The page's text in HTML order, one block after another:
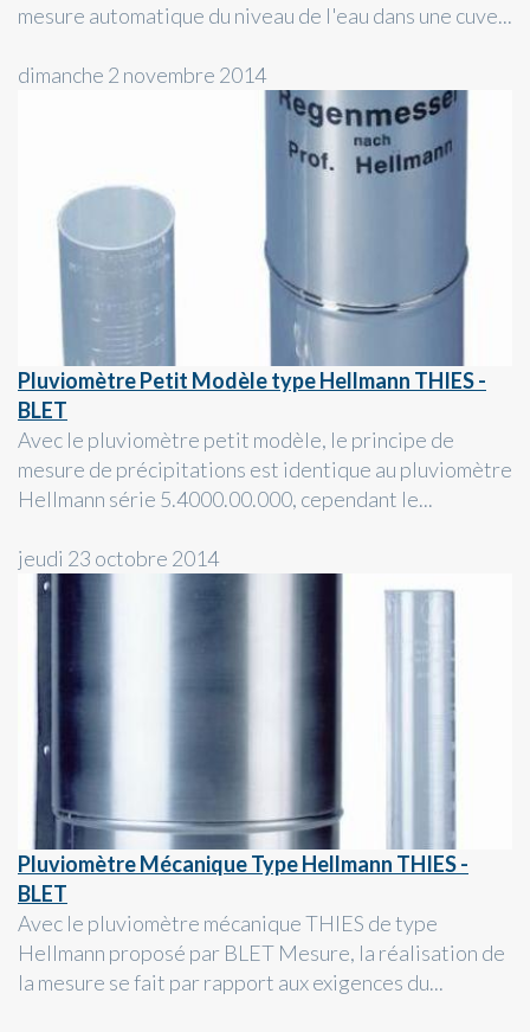
mesure automatique du niveau de l'eau dans une cuve...
dimanche 2 novembre 2014
Pluviomètre Petit Modèle type Hellmann THIES -
BLET
Avec le pluviomètre petit modèle, le principe de
mesure de précipitations est identique au pluviomètre
Hellmann série 5.4000.00.000, cependant le...
jeudi 23 octobre 2014
Pluviomètre Mécanique Type Hellmann THIES -
BLET
Avec le pluviomètre mécanique THIES de type
Hellmann proposé par BLET Mesure, la réalisation de
la mesure se fait par rapport aux exigences du...